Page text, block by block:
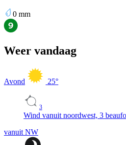
0 mm
Weer vandaag
Avond 25°
3
Wind vanuit noordwest, 3
vanuit NW